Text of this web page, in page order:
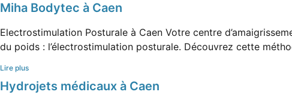
Miha Bodytec à Caen
Electrostimulation Posturale à Caen Votre centre
du poids : l’électrostimulation posturale. Découvrez cette
Lire plus
Hydrojets médicaux à Caen